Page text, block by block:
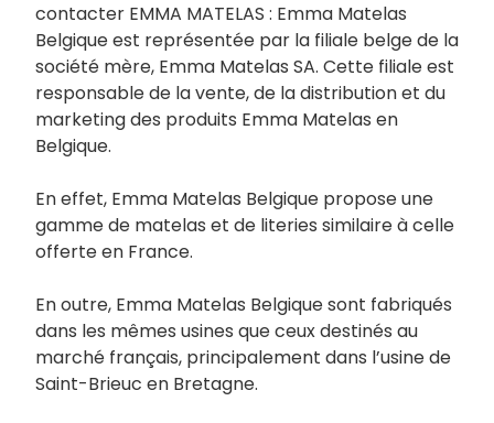
contacter EMMA MATELAS : Emma Matelas
Belgique est représentée par la filiale belge de la
société mère, Emma Matelas SA. Cette filiale est
responsable de la vente, de la distribution et du
marketing des produits Emma Matelas en
Belgique.
En effet, Emma Matelas Belgique propose une
gamme de matelas et de literies similaire à celle
offerte en France.
En outre, Emma Matelas Belgique sont fabriqués
dans les mêmes usines que ceux destinés au
marché français, principalement dans l’usine de
Saint-Brieuc en Bretagne.